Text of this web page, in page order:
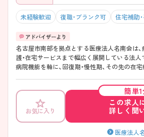
未経験歓迎 復職・ブランク可 住宅補助
名古屋市南部を拠点とする医療法人名南会は
護・在宅サービスまで幅広く展開している法人
病院機能を軸に、回復期・慢性期、その先の在
退院後の生活までを見据えた関わりができる
ってきた名南会ならではです。働き方も成長も
型の医療法人です！年間休日120日以上／託児
など福利厚生抜群＆子育てとの両立も可能で
――――――――――――――― ■ ライフスタイ
勤務体制 ――――――――――――――― 「続け
お気に入り
簡単1
この求人
詳しく聞
医療法人